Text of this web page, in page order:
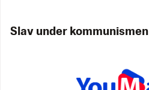
Slav under kommunismen